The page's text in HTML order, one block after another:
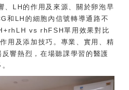
、LH的作用及來源、關於卵泡早
和LH的細胞內信號轉導通路不
vs rhFSH單用效果對比
用及添加技巧。專業、實用、精
響熱烈，在場聽課學習的醫護